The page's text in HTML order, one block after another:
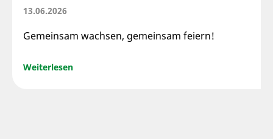
13.06.2026
Gemeinsam wachsen, gemeinsam feiern!
Weiterlesen